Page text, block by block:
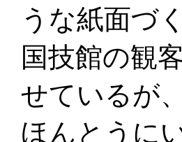
うな紙面づ
国技館の観
せているが
ほんとうに